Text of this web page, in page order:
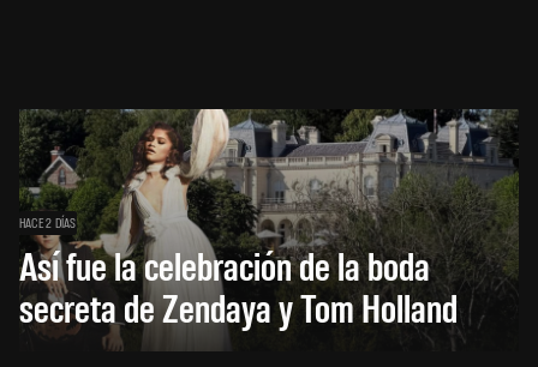
HACE 2 DÍAS
Así fue la celebración de la boda
secreta de Zendaya y Tom Holland